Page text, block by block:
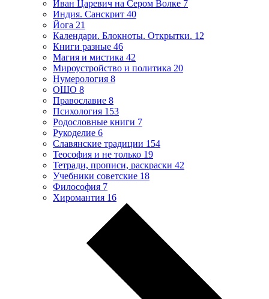
Иван Царевич на Сером Волке 7
Индия. Санскрит 40
Йога 21
Календари. Блокноты. Открытки. 12
Книги разные 46
Магия и мистика 42
Мироустройство и политика 20
Нумерология 8
ОШО 8
Православие 8
Психология 153
Родословные книги 7
Рукоделие 6
Славянские традиции 154
Теософия и не только 19
Тетради, прописи, раскраски 42
Учебники советские 18
Философия 7
Хиромантия 16